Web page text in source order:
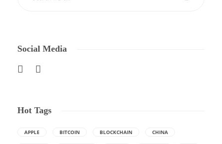
Social Media
Hot Tags
APPLE BITCOIN BLOCKCHAIN CHINA